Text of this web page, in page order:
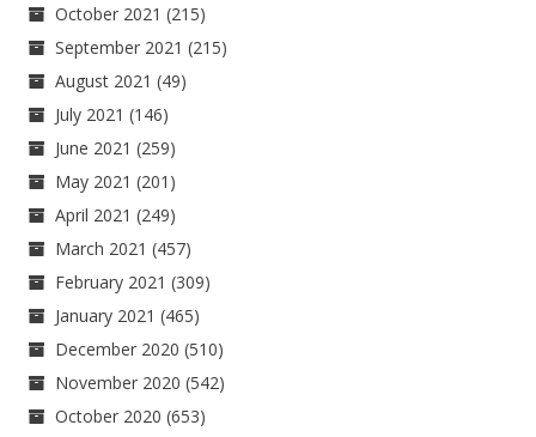
October 2021 (215)
September 2021 (215)
August 2021 (49)
July 2021 (146)
June 2021 (259)
May 2021 (201)
April 2021 (249)
March 2021 (457)
February 2021 (309)
January 2021 (465)
December 2020 (510)
November 2020 (542)
October 2020 (653)